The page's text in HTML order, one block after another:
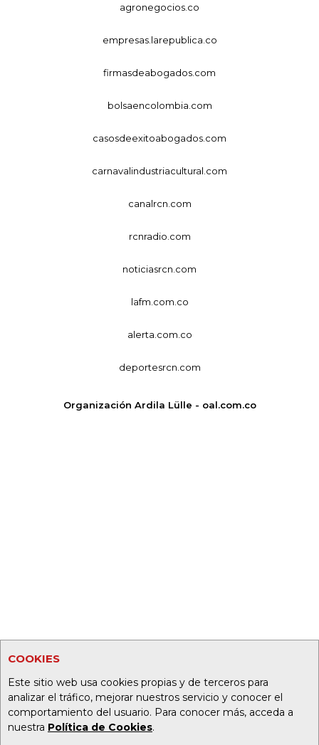
COOKIES
Este sitio web usa cookies propias y de terceros para
analizar el tráfico, mejorar nuestros servicio y conocer el
comportamiento del usuario. Para conocer más, acceda a
nuestra Política de Cookies.
agronegocios.co
empresas.larepublica.co
firmasdeabogados.com
bolsaencolombia.com
casosdeexitoabogados.com
carnavalindustriacultural.com
canalrcn.com
rcnradio.com
noticiasrcn.com
lafm.com.co
alerta.com.co
deportesrcn.com
Organización Ardila Lülle - oal.com.co